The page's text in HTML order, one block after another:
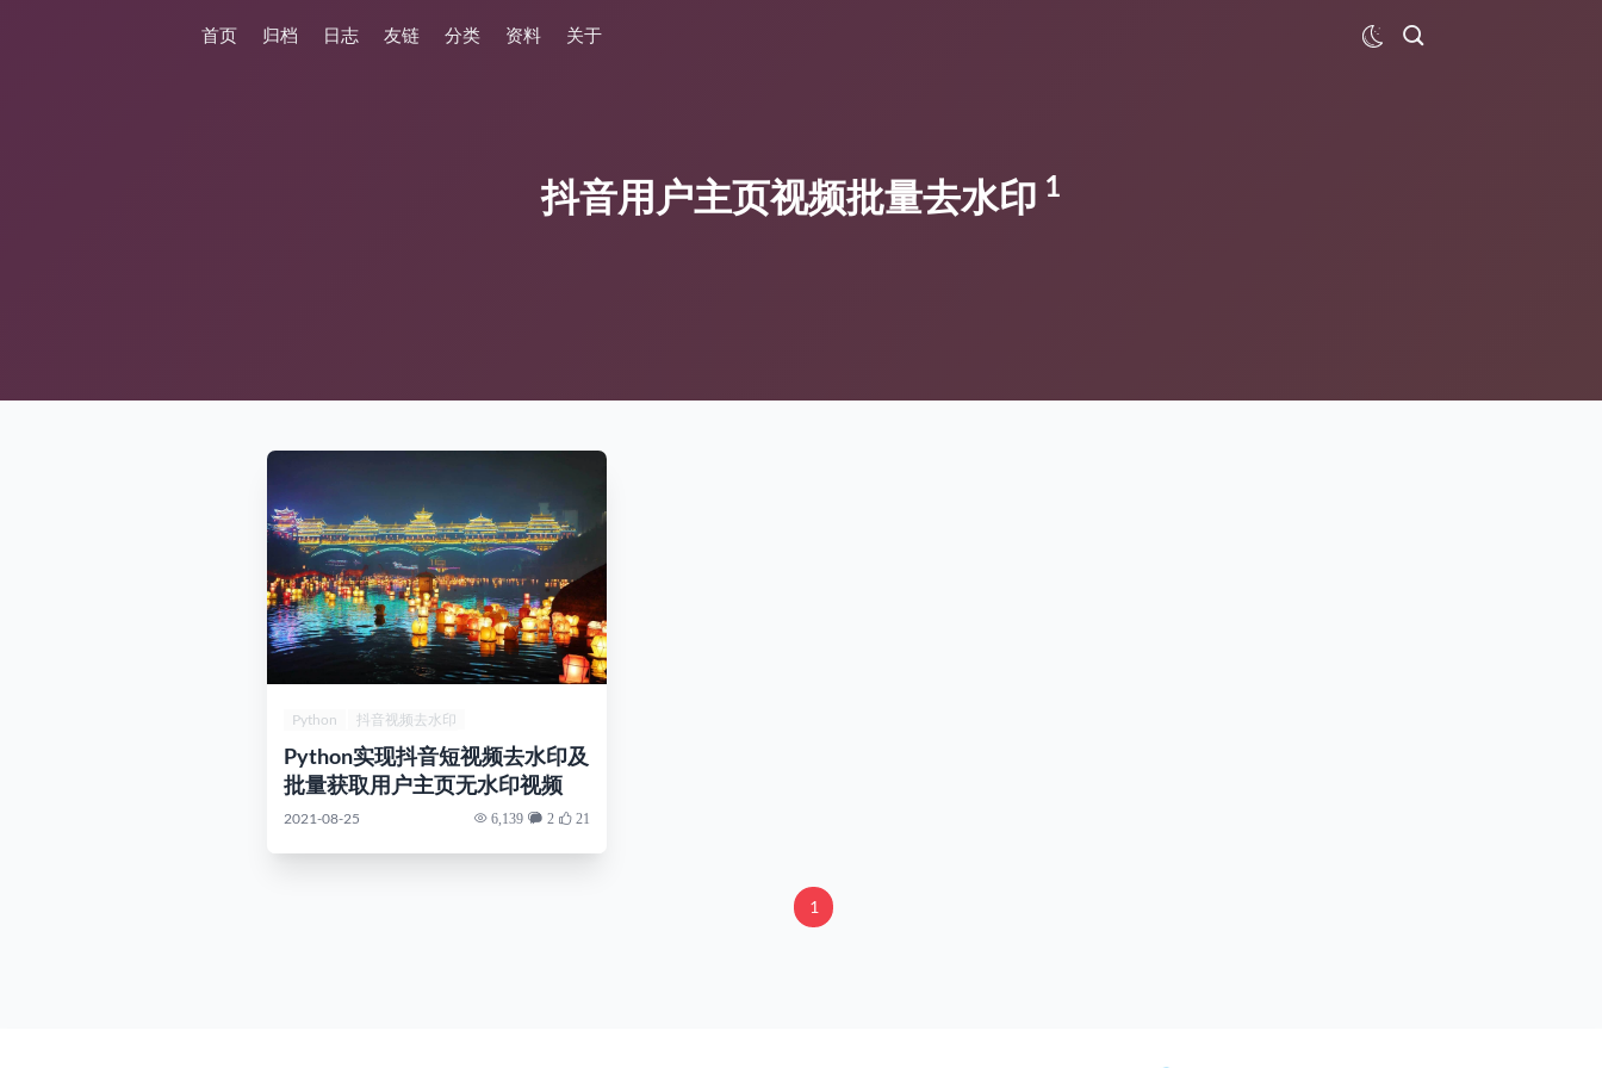
首页 归档 日志 友链 分类 资料 关于
抖音用户主页视频批量去水印 1
Python
抖音视频去水印
Python实现抖音短视频去水印及
批量获取用户主页无水印视频
2021-08-25 6,139 2 21
1